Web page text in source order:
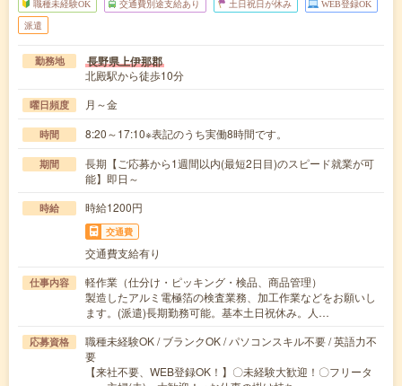
職種未経験OK 交通費別途支給あり 土日祝日が休み WEB登録OK
派遣
勤務地 長野県上伊那郡
北殿駅から徒歩10分
曜日頻度 月～金
時間 8:20～17:10※表記のうち実働8時間です。
期間
長期【ご応募から1週間以内(最短2日目)のスピード就業が可
能】即日～
時給 時給1200円
交通費
交通費支給有り
仕事内容
軽作業（仕分け・ピッキング・検品、商品管理）
製造したアルミ電極箔の検査業務、加工作業などをお願いし
ます。(派遣)長期勤務可能。基本土日祝休み。人…
応募資格
職種未経験OK / ブランクOK / パソコンスキル不要 / 英語力不
要
【来社不要、WEB登録OK！】〇未経験大歓迎！〇フリータ